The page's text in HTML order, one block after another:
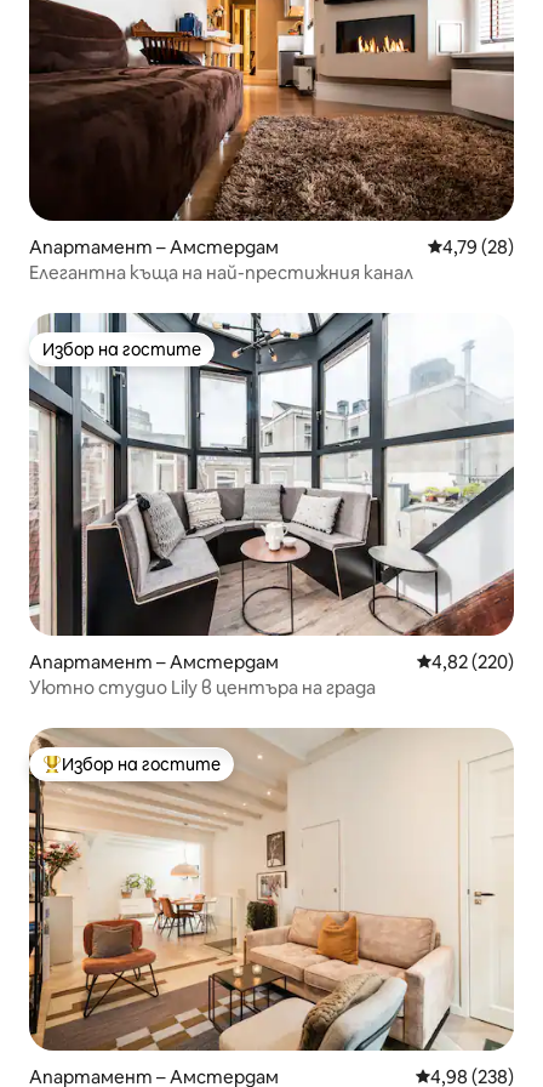
Апартамент – Амстердам Средна
4,79 (28)
Елегантна къща на най-престижния канал
Избор на гостите
Избор на гостите
Апартамент – Амстердам Средна
4,82 (220)
Уютно студио Lily в центъра на града
Най-популярен избор на гостите
Избор на гостите
Апартамент – Амстердам Средна
4,98 (238)